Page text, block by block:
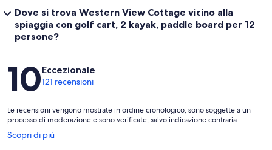
Dove si trova Western View Cottage vicino alla
spiaggia con golf cart, 2 kayak, paddle board per 12
persone?
Recensioni
10Eccezionale
121 recensioni
Le recensioni vengono mostrate in ordine cronologico, sono soggette a un
processo di moderazione e sono verificate, salvo indicazione contraria.
Scopri di più
Apertura